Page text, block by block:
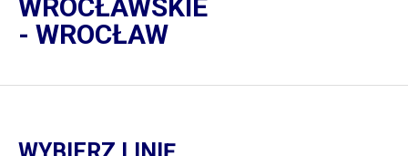
WROCŁAWSKIE
- WROCŁAW